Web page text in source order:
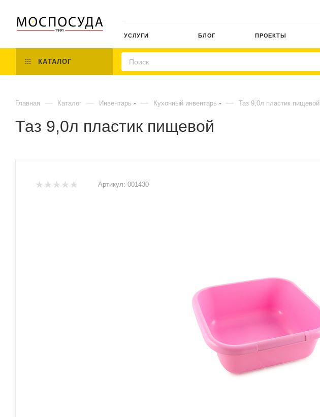
УСЛУГИ БЛОГ ПРОЕКТЫ
КАТАЛОГ
Главная — Каталог — Инвентарь — Кухонный инвентарь — Таз 9,0л пластик пищевой
Таз 9,0л пластик пищевой
Артикул: 001430